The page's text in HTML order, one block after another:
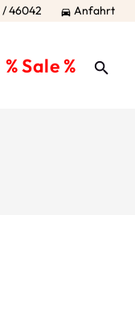
46042  Anfahrt
% Sale %